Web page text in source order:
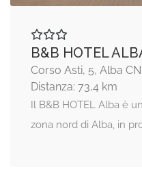
B&B HOTEL
Corso Asti, 5, Alba CN
Distanza: 73,4 km
Il B&B HOTEL Alba è
zona nord di Alba, in